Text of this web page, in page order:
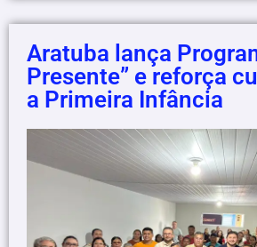
Aratuba lança
Presente” e reforça
a Primeira Infância